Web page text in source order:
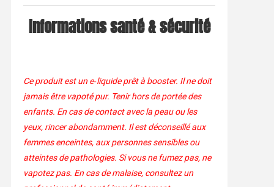
Informations santé & sécurité
Ce produit est un e‑liquide prêt à booster. Il ne doit
jamais être vapoté pur. Tenir hors de portée des
enfants. En cas de contact avec la peau ou les
yeux, rincer abondamment. Il est déconseillé aux
femmes enceintes, aux personnes sensibles ou
atteintes de pathologies. Si vous ne fumez pas, ne
vapotez pas. En cas de malaise, consultez un